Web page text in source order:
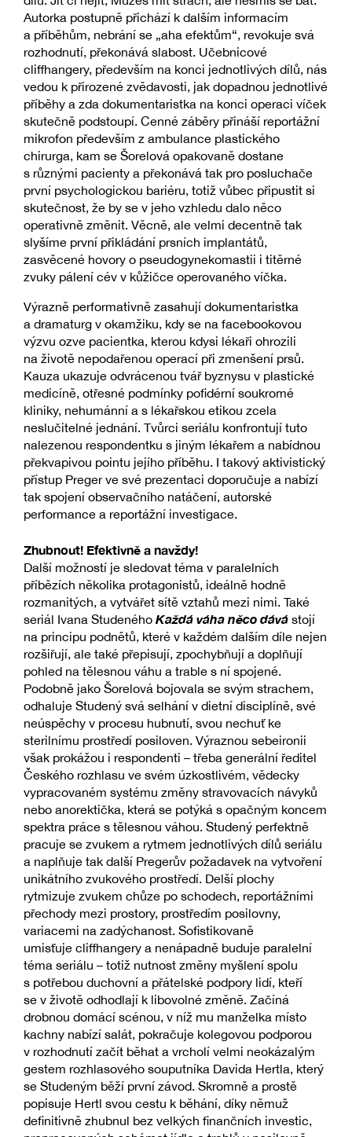
Autorka postupně přichází k dalším informacím
a příběhům, nebrání se „aha efektům“, revokuje svá
rozhodnutí, překonává slabost. Učebnicové
cliffhangery, především na konci jednotlivých dílů, nás
vedou k přirozené zvědavosti, jak dopadnou jednotlivé
příběhy a zda dokumentaristka na konci operaci víček
skutečně podstoupí. Cenné záběry přináší reportážní
mikrofon především z ambulance plastického
chirurga, kam se Šorelová opakovaně dostane
s různými pacienty a překonává tak pro posluchače
první psychologickou bariéru, totiž vůbec připustit si
skutečnost, že by se v jeho vzhledu dalo něco
operativně změnit. Věcně, ale velmi decentně tak
slyšíme první přikládání prsních implantátů,
zasvěcené hovory o pseudogynekomastii i titěrné
zvuky pálení cév v kůžičce operovaného víčka.
Výrazně performativně zasahují dokumentaristka
a dramaturg v okamžiku, kdy se na facebookovou
výzvu ozve pacientka, kterou kdysi lékaři ohrozili
na životě nepodařenou operací při zmenšení prsů.
Kauza ukazuje odvrácenou tvář byznysu v plastické
medicíně, otřesné podmínky pofidérní soukromé
kliniky, nehumánní a s lékařskou etikou zcela
neslučitelné jednání. Tvůrci seriálu konfrontují tuto
nalezenou respondentku s jiným lékařem a nabídnou
překvapivou pointu jejího příběhu. I takový aktivistický
přístup Preger ve své prezentaci doporučuje a nabízí
tak spojení observačního natáčení, autorské
performance a reportážní investigace.
Zhubnout! Efektivně a navždy!
Další možností je sledovat téma v paralelních
příbězích několika protagonistů, ideálně hodně
rozmanitých, a vytvářet sítě vztahů mezi nimi. Také
seriál Ivana Studeného Každá váha něco dává stojí
na principu podnětů, které v každém dalším díle nejen
rozšiřují, ale také přepisují, zpochybňují a doplňují
pohled na tělesnou váhu a trable s ní spojené.
Podobně jako Šorelová bojovala se svým strachem,
odhaluje Studený svá selhání v dietní disciplíně, své
neúspěchy v procesu hubnutí, svou nechuť ke
sterilnímu prostředí posiloven. Výraznou sebeironii
však prokážou i respondenti – třeba generální ředitel
Českého rozhlasu ve svém úzkostlivém, vědecky
vypracovaném systému změny stravovacích návyků
nebo anorektička, která se potýká s opačným koncem
spektra práce s tělesnou váhou. Studený perfektně
pracuje se zvukem a rytmem jednotlivých dílů seriálu
a naplňuje tak další Pregerův požadavek na vytvoření
unikátního zvukového prostředí. Delší plochy
rytmizuje zvukem chůze po schodech, reportážními
přechody mezi prostory, prostředím posilovny,
variacemi na zadýchanost. Sofistikovaně
umisťuje cliffhangery a nenápadně buduje paralelní
téma seriálu – totiž nutnost změny myšlení spolu
s potřebou duchovní a přátelské podpory lidí, kteří
se v životě odhodlají k libovolné změně. Začíná
drobnou domácí scénou, v níž mu manželka místo
kachny nabízí salát, pokračuje kolegovou podporou
v rozhodnutí začít běhat a vrcholí velmi neokázalým
gestem rozhlasového souputníka Davida Hertla, který
se Studeným běží první závod. Skromně a prostě
popisuje Hertl svou cestu k běhání, díky němuž
definitivně zhubnul bez velkých finančních investic,